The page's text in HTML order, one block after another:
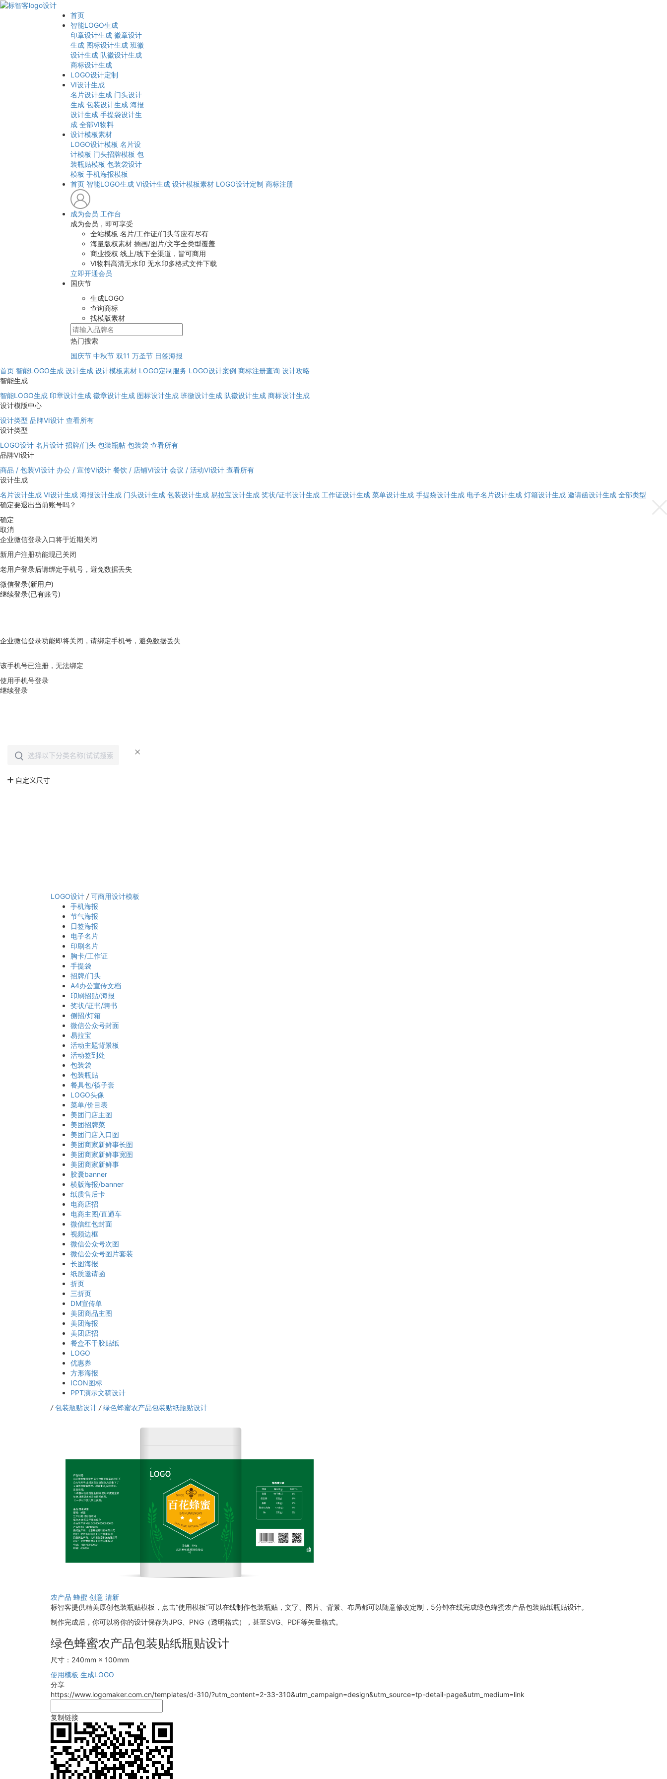
首页
智能LOGO生成
印章设计生成 徽章设计
生成 图标设计生成 班徽
设计生成 队徽设计生成
商标设计生成
LOGO设计定制
VI设计生成
名片设计生成 门头设计
生成 包装设计生成 海报
设计生成 手提袋设计生
成 全部VI物料
设计模板素材
LOGO设计模板 名片设
计模板 门头招牌模板 包
装瓶贴模板 包装袋设计
模板 手机海报模板
首页 智能LOGO生成 VI设计生成 设计模板素材 LOGO设计定制 商标注册
成为会员 工作台
成为会员，即可享受
全站模板 名片/工作证/门头等应有尽有
海量版权素材 插画/图片/文字全类型覆盖
商业授权 线上/线下全渠道，皆可商用
VI物料高清无水印 无水印多格式文件下载
立即开通会员
国庆节
生成LOGO
查询商标
找模版素材
热门搜索
国庆节 中秋节 双11 万圣节 日签海报
首页 智能LOGO生成 设计生成 设计模板素材 LOGO定制服务 LOGO设计案例 商标注册查询 设计攻略
智能生成
智能LOGO生成 印章设计生成 徽章设计生成 图标设计生成 班徽设计生成 队徽设计生成 商标设计生成
设计模版中心
设计类型 品牌VI设计 查看所有
设计类型
LOGO设计 名片设计 招牌/门头 包装瓶帖 包装袋 查看所有
品牌VI设计
商品 / 包装VI设计 办公 / 宣传VI设计 餐饮 / 店铺VI设计 会议 / 活动VI设计 查看所有
设计生成
名片设计生成 VI设计生成 海报设计生成 门头设计生成 包装设计生成 易拉宝设计生成 奖状/证书设计生成 工作证设计生成 菜单设计生成 手提袋设计生成 电子名片设计生成 灯箱设计生成 邀请函设计生成 全部类型
确定要退出当前账号吗？
确定
取消
企业微信登录入口将于近期关闭
新用户注册功能现已关闭
老用户登录后请绑定手机号，避免数据丢失
微信登录(新用户)
继续登录(已有账号)
企业微信登录功能即将关闭，请绑定手机号，避免数据丢失
该手机号已注册，无法绑定
使用手机号登录
继续登录
LOGO设计 / 可商用设计模板
手机海报
节气海报
日签海报
电子名片
印刷名片
胸卡/工作证
手提袋
招牌/门头
A4办公宣传文档
印刷招贴/海报
奖状/证书/聘书
侧招/灯箱
微信公众号封面
易拉宝
活动主题背景板
活动签到处
包装袋
包装瓶贴
餐具包/筷子套
LOGO头像
菜单/价目表
美团门店主图
美团招牌菜
美团门店入口图
美团商家新鲜事长图
美团商家新鲜事宽图
美团商家新鲜事
胶囊banner
横版海报/banner
纸质售后卡
电商店招
电商主图/直通车
微信红包封面
视频边框
微信公众号次图
微信公众号图片套装
长图海报
纸质邀请函
折页
三折页
DM宣传单
美团商品主图
美团海报
美团店招
餐盒不干胶贴纸
LOGO
优惠券
方形海报
ICON图标
PPT演示文稿设计
/ 包装瓶贴设计 / 绿色蜂蜜农产品包装贴纸瓶贴设计
农产品 蜂蜜 创意 清新
标智客提供精美原创包装瓶贴模板，点击“使用模板”可以在线制作包装瓶贴，文字、图片、背景、布局都可以随意修改定制，5分钟在线完成绿色蜂蜜农产品包装贴纸瓶贴设计。
制作完成后，你可以将你的设计保存为JPG、PNG（透明格式），甚至SVG、PDF等矢量格式。
绿色蜂蜜农产品包装贴纸瓶贴设计
尺寸：240mm × 100mm
使用模板 生成LOGO
分享
https://www.logomaker.com.cn/templates/d-310/?utm_content=2-33-310&utm_campaign=design&utm_source=tp-detail-page&utm_medium=link
复制链接